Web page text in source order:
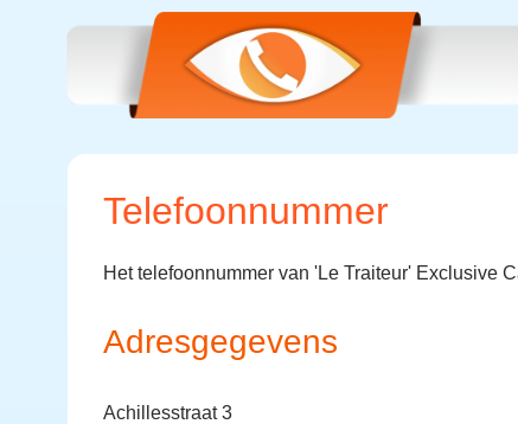
Telefoonnummer
Het telefoonnummer van 'Le Traiteur' Exclusive
Adresgegevens
Achillesstraat 3